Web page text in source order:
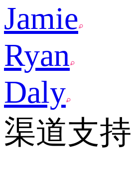
Jamie
Ryan
Daly
渠道支持